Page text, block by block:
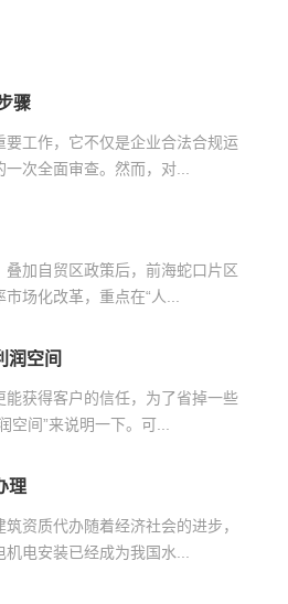
骤
工作，它不仅是企业合法合规运
次全面审查。然而，对...
加自贸区政策后，前海蛇口片区
场化改革，重点在“人...
润空间
获得客户的信任，为了省掉一些
空间”来说明一下。可...
理
资质代办随着经济社会的进步，
电安装已经成为我国水...